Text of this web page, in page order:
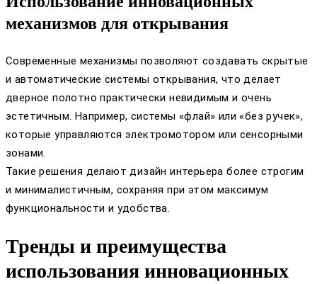
механизмов для открывания
Современные механизмы позволяют создавать скрытые
и автоматические системы открывания, что делает
дверное полотно практически невидимым и очень
эстетичным. Например, системы «флай» или «без ручек»,
которые управляются электромотором или сенсорными
зонами.
Такие решения делают дизайн интерьера более строгим
и минималистичным, сохраняя при этом максимум
функциональности и удобства.
Тренды и преимущества
использования инновационных